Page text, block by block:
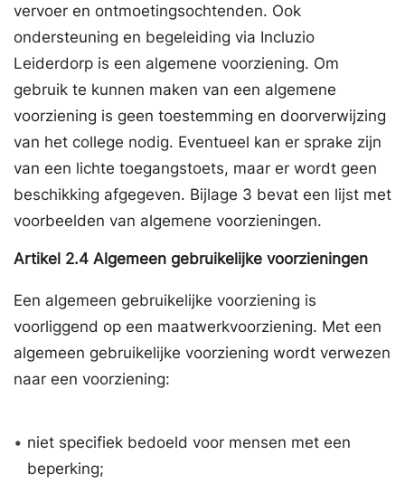
vervoer en ontmoetingsochtenden. Ook
ondersteuning en begeleiding via Incluzio
Leiderdorp is een algemene voorziening. Om
gebruik te kunnen maken van een algemene
voorziening is geen toestemming en doorverwijzing
van het college nodig. Eventueel kan er sprake zijn
van een lichte toegangstoets, maar er wordt geen
beschikking afgegeven. Bijlage 3 bevat een lijst met
voorbeelden van algemene voorzieningen.
Artikel 2.4 Algemeen gebruikelijke voorzieningen
Een algemeen gebruikelijke voorziening is
voorliggend op een maatwerkvoorziening. Met een
algemeen gebruikelijke voorziening wordt verwezen
naar een voorziening:
• niet specifiek bedoeld voor mensen met een
beperking;